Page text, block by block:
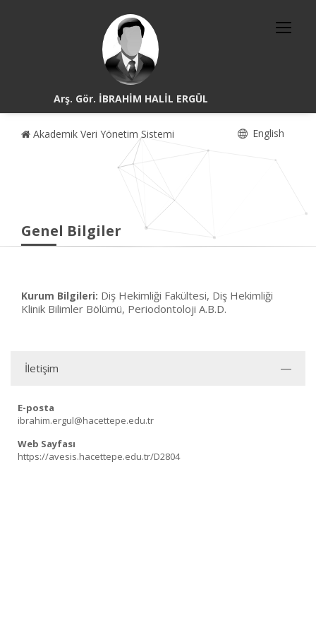
Arş. Gör. İBRAHİM HALİL ERGÜL
Akademik Veri Yönetim Sistemi English
Genel Bilgiler
Kurum Bilgileri: Diş Hekimliği Fakültesi, Diş Hekimliği
Klinik Bilimler Bölümü, Periodontoloji A.B.D.
İletişim
E-posta
ibrahim.ergul@hacettepe.edu.tr
Web Sayfası
https://avesis.hacettepe.edu.tr/D2804